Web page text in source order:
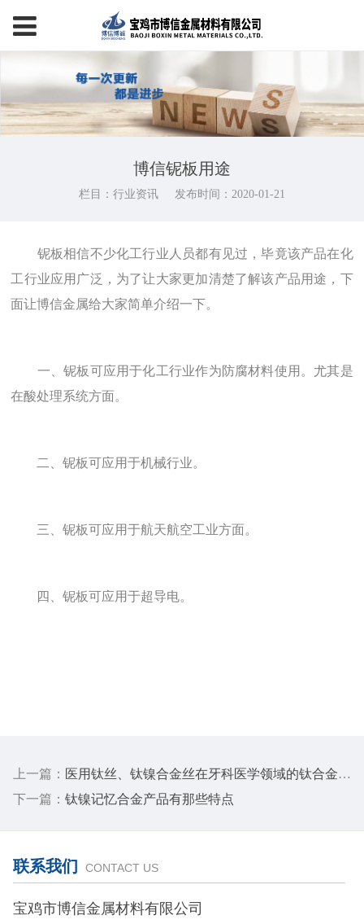
博信铌板用途
栏目：行业资讯 发布时间：2020-01-21
铌板相信不少化工行业人员都有见过，毕竟该产品在化
工行业应用广泛，为了让大家更加清楚了解该产品用途，下
面让博信金属给大家简单介绍一下。
一、铌板可应用于化工行业作为防腐材料使用。尤其是
在酸处理系统方面。
二、铌板可应用于机械行业。
三、铌板可应用于航天航空工业方面。
四、铌板可应用于超导电。
上一篇： 医用钛丝、钛镍合金丝在牙科医学领域的钛合金类型及用途
下一篇： 钛镍记忆合金产品有那些特点
联系我们 CONTACT US
宝鸡市博信金属材料有限公司